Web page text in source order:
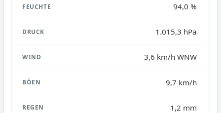
94,0 %
1.015,3 hPa
3,6 km/h WNW
9,7 km/h
1,2 mm